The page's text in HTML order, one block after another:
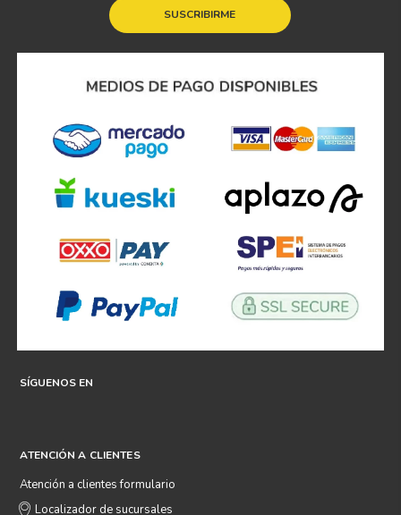
SUSCRIBIRME
SÍGUENOS EN
ATENCIÓN A CLIENTES
Atención a clientes formulario
Localizador de sucursales